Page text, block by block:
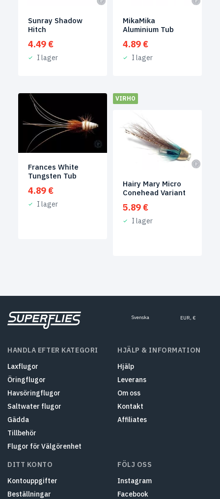
Sunray Shadow
Hitch
4.49 €
I lager
MikaMika
Aluminium Tub
4.89 €
I lager
Frances White
Tungsten Tub
4.89 €
I lager
VIRHO
Hairy Mary Micro
Conehead Variant
5.89 €
I lager
Svenska EUR, €
HANDLA EFTER KATEGORI
Laxflugor
Öringflugor
Havsöringflugor
Saltwater flugor
Gädda
Tillbehör
Flugor för Välgörenhet
HJÄLP & INFORMATION
Hjälp
Leverans
Om oss
Kontakt
Affiliates
DITT KONTO
Kontouppgifter
Beställningar
FÖLJ OSS
Instagram
Facebook